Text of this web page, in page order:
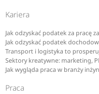
Kariera
Jak odzyskać podatek za pracę
Jak odzyskać podatek
Transport i logistyka to
Sektory kreatywne: marketing,
Jak wygląda praca w branży
Praca